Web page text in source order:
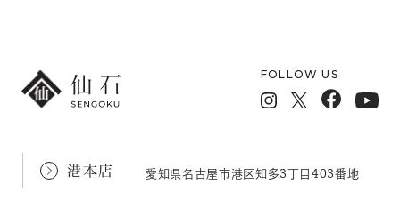
FOLLOW US
港本店 愛知県名古屋市港区知多3丁目403番地